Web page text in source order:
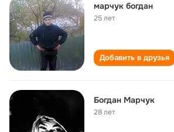
марчук богдан
25 лет
Добавить в друзья
Богдан Марчук
28 лет